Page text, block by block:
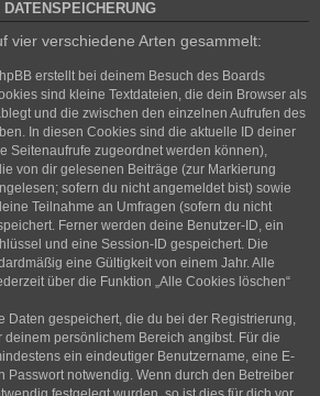
vier verschiedene Arten gesammelt:
erstellt bei deinem Besuch des Boards
sind kleine Textdateien, die dein Browser als
und die zwischen den einzelnen Aufrufen des
In diesen Cookies sind die aktuelle ID deiner
Seitenaufrufe zugeordnet werden können),
von dir gelesenen Beiträge (zur Markierung
sofern du nicht angemeldet bist) sowie
Teilnahme an Umfragen (sofern du nicht
Ferner werden deine Benutzer-ID, ein
und eine Session-ID gespeichert. Die
eine Gültigkeit von einem Jahr. Alle
über die Funktion „Alle Cookies löschen“
Daten gespeichert, die du bei der Registrierung,
deinem persönlichem Bereich angibst. Für die
ein eindeutiger Benutzername, eine E-
Passwort notwendig. Wenn durch den Betreiber